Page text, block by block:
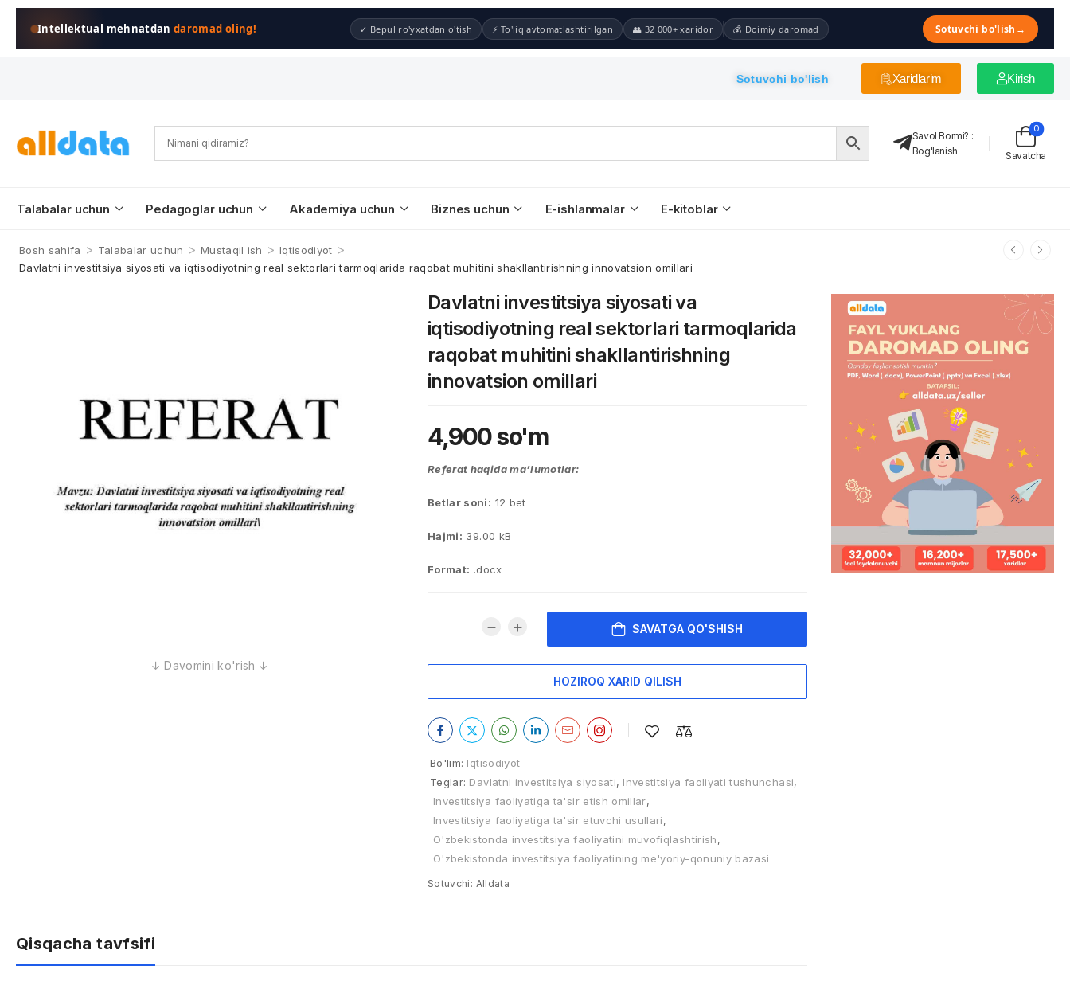
Intellektual mehnatdandaromad oling! ✓ Bepul ro'yxatdan o'tish ⚡ To'liq avtomatlashtirilgan 👥 32 000+ xaridor 💰 Doimiy daromad Sotuvchi bo'lish →
Sotuvchi bo'lish Xaridlarim Kirish
Savol Bormi? :
Bog'lanish
Savatcha
0
Talabalar uchun Pedagoglar uchun Akademiya uchun Biznes uchun E-ishlanmalar E-kitoblar
Bosh sahifa > Talabalar uchun > Mustaqil ish > Iqtisodiyot >
Davlatni investitsiya siyosati va iqtisodiyotning real sektorlari tarmoqlarida raqobat muhitini shakllantirishning innovatsion omillari
Davlatni investitsiya siyosati va
iqtisodiyotning real sektorlari tarmoqlarida
raqobat muhitini shakllantirishning
innovatsion omillari
4,900so'm
Referat haqida ma’lumotlar:
Betlar soni: 12 bet
Hajmi: 39.00 kB
Format: .docx
SAVATGA QO'SHISH
HOZIROQ XARID QILISH
Bo'lim: Iqtisodiyot
Teglar: Davlatni investitsiya siyosati, Investitsiya faoliyati tushunchasi,
Investitsiya faoliyatiga ta'sir etish omillar,
Investitsiya faoliyatiga ta'sir etuvchi usullari,
O'zbekistonda investitsiya faoliyatini muvofiqlashtirish,
O'zbekistonda investitsiya faoliyatining me'yoriy-qonuniy bazasi
Sotuvchi: Alldata
Qisqacha tavfsifi